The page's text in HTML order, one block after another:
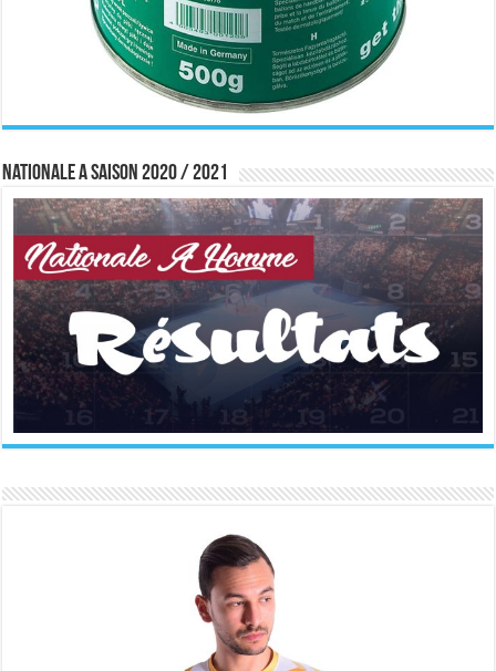
Nationale A saison 2020 / 2021